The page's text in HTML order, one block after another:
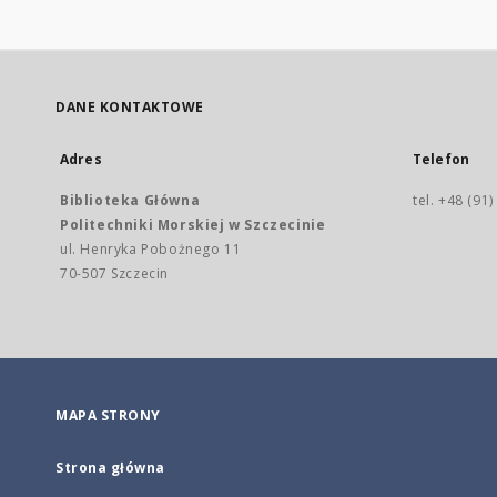
DANE KONTAKTOWE
Adres
Biblioteka Główna
Politechniki Morskiej w Szczecinie
ul. Henryka Pobożnego 11
70-507 Szczecin
Telefon
tel. +48
MAPA STRONY
Strona główna